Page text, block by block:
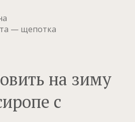
— щепотка
на зиму
с